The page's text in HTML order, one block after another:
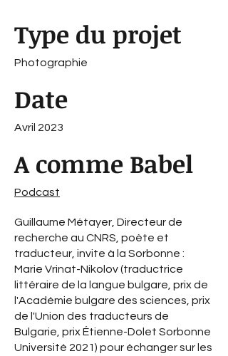
Type du projet
Photographie
Date
Avril 2023
A comme Babel
Podcast
Guillaume Métayer, Directeur de
recherche au CNRS, poète et
traducteur, invite à la Sorbonne :
Marie Vrinat-Nikolov (traductrice
littéraire de la langue bulgare, prix de
l'Académie bulgare des sciences, prix
de l'Union des traducteurs de
Bulgarie, prix Étienne-Dolet Sorbonne
Université 2021) pour échanger sur les